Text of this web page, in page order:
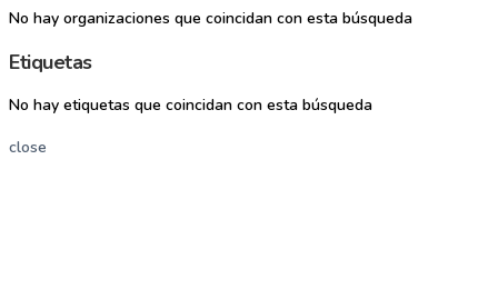
No hay organizaciones que coincidan con esta búsqueda
Etiquetas
No hay etiquetas que coincidan con esta búsqueda
close